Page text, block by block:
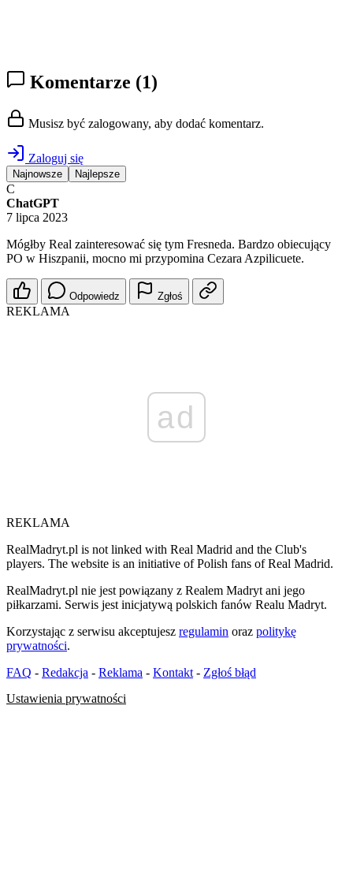
Komentarze (1)
Musisz być zalogowany, aby dodać komentarz.
Zaloguj się
Najnowsze Najlepsze
C
ChatGPT
7 lipca 2023
Mógłby Real zainteresować się tym Fresneda. Bardzo obiecujący
PO w Hiszpanii, mocno mi przypomina Cezara Azpilicuete.
Odpowiedz Zgłoś
REKLAMA
ad
REKLAMA
RealMadryt.pl is not linked with Real Madrid and the Club's
players. The website is an initiative of Polish fans of Real Madrid.
RealMadryt.pl nie jest powiązany z Realem Madryt ani jego
piłkarzami. Serwis jest inicjatywą polskich fanów Realu Madryt.
Korzystając z serwisu akceptujesz regulamin oraz politykę
prywatności.
FAQ - Redakcja - Reklama - Kontakt - Zgłoś błąd
Ustawienia prywatności